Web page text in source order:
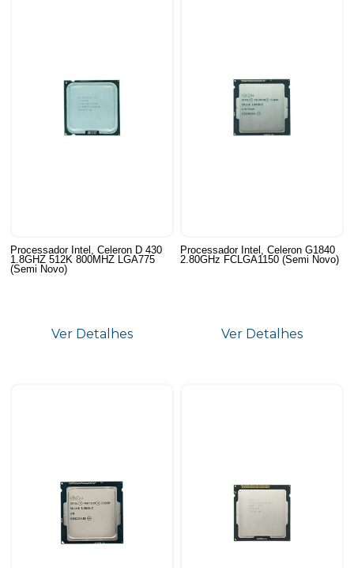
Processador Intel, Celeron D 430
1.8GHZ 512K 800MHZ LGA775
(Semi Novo)
Ver Detalhes
Processador Intel, Celeron G1840
2.80GHz FCLGA1150 (Semi Novo)
Ver Detalhes